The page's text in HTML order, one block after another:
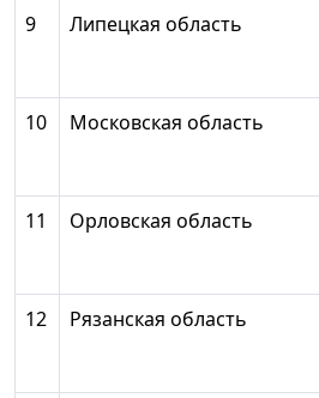
9
Липецкая область
10
Московская область
11
Орловская область
12
Рязанская область